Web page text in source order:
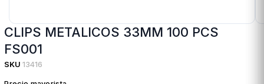
CLIPS METALICOS 33MM 100 PCS
FS001
SKU 13416